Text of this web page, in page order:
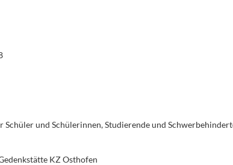
und Schülerinnen, Studierende und
KZ Osthofen